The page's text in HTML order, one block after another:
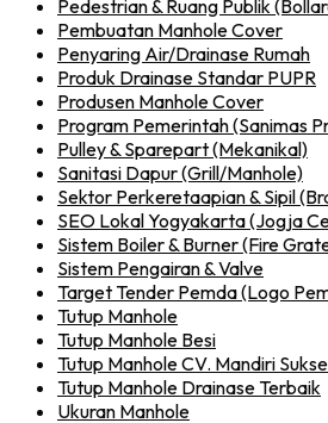
Pedestrian & Ruang Publik
Pembuatan Manhole Cover
Penyaring Air/Drainase Rumah
Produk Drainase Standar PUPR
Produsen Manhole Cover
Program Pemerintah (Sanimas
Pulley & Sparepart (Mekanikal)
Sanitasi Dapur (Grill/Manhole)
Sektor Perkeretaapian & Sipil
SEO Lokal Yogyakarta (Jogja
Sistem Boiler & Burner (Fire
Sistem Pengairan & Valve
Target Tender Pemda (Logo
Tutup Manhole
Tutup Manhole Besi
Tutup Manhole CV. Mandiri
Tutup Manhole Drainase Terbaik
Ukuran Manhole